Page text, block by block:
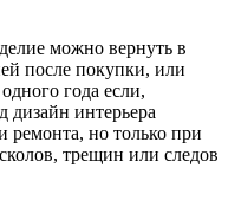
можно вернуть в
после покупки, или
года если,
интерьера
ремонта, но только при
трещин или следов